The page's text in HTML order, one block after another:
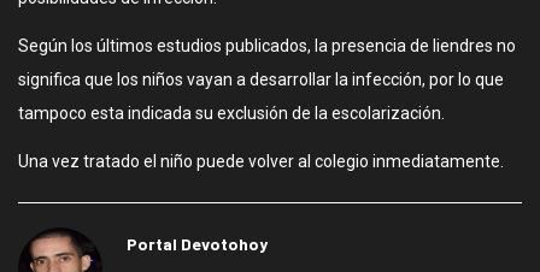
Según los últimos estudios publicados, la presencia de liendres no
significa que los niños vayan a desarrollar la infección, por lo que
tampoco esta indicada su exclusión de la escolarización.
Una vez tratado el niño puede volver al colegio inmediatamente.
Portal Devotohoy